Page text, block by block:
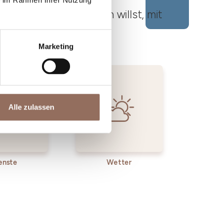
Marketing
Alle zulassen
Roero unternehmen willst, mit
Wetter